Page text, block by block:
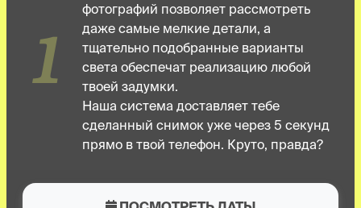
1
фотографий позволяет рассмотреть
даже самые мелкие детали, а
тщательно подобранные варианты
света обеспечат реализацию любой
твоей задумки.
Наша система доставляет тебе
сделанный снимок уже через 5 секунд
прямо в твой телефон. Круто, правда?